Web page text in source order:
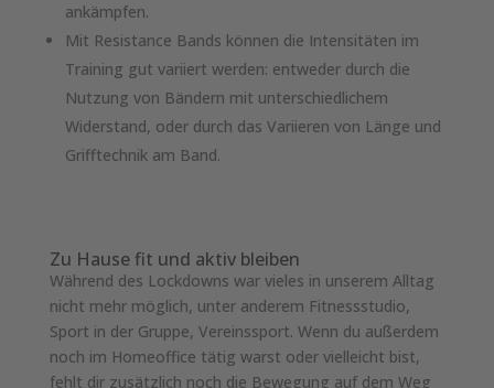
ankämpfen.
Mit Resistance Bands können die Intensitäten im
Training gut variiert werden: entweder durch die
Nutzung von Bändern mit unterschiedlichem
Widerstand, oder durch das Variieren von Länge und
Grifftechnik am Band.
Zu Hause fit und aktiv bleiben
Während des Lockdowns war vieles in unserem Alltag
nicht mehr möglich, unter anderem Fitnessstudio,
Sport in der Gruppe, Vereinssport. Wenn du außerdem
noch im Homeoffice tätig warst oder vielleicht bist,
fehlt dir zusätzlich noch die Bewegung auf dem Weg